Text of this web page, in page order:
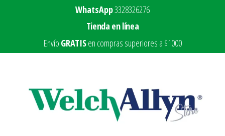
WhatsApp3328326276
Tienda en línea
Envío GRATISen compras superiores a $1000